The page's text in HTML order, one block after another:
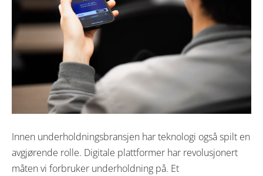
Innen underholdningsbransjen har teknologi også spilt en
avgjørende rolle. Digitale plattformer har revolusjonert
måten vi forbruker underholdning på. Et